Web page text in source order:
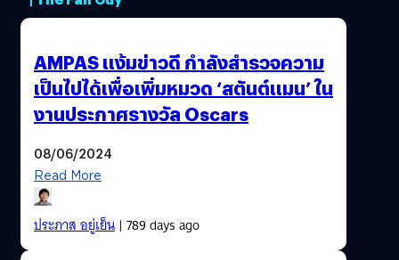
AMPAS แง้มข่าวดี กำลังสำรวจความ
เป็นไปได้เพื่อเพิ่มหมวด ‘สตันต์แมน’ ใน
งานประกาศรางวัล Oscars
08/06/2024
Read More
ประภาส อยู่เย็น| 789 days ago